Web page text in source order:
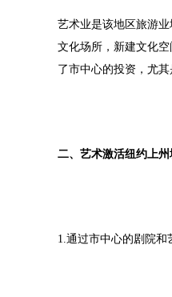
艺术业是该地区旅游
文化场所，新建文化
了市中心的投资，尤
二、艺术激活纽约上
1.通过市中心的剧院